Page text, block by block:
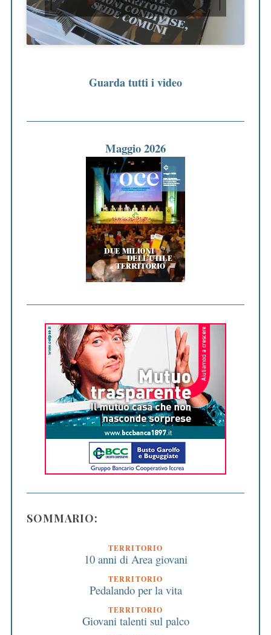
Guarda tutti i video
Maggio 2026
SOMMARIO:
TERRITORIO
10 anni di Area giovani
TERRITORIO
Pedalando per la vita
TERRITORIO
Giovani talenti sul palco